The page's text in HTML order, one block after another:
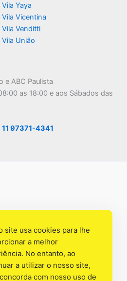
Yaya
Vicentina
Venditti
União
e ABC Paulista
as 18:00 e aos Sábados das
11 97371-4341
site usa cookies para lhe
a melhor
No entanto, ao
a utilizar o nosso site,
com nosso uso de